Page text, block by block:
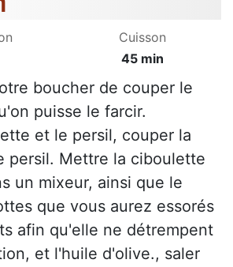
Cuisson
45 min
boucher de couper le
puisse le farcir.
et le persil, couper la
persil. Mettre la ciboulette
un mixeur, ainsi que le
que vous aurez essorés
afin qu'elle ne détrempent
et l'huile d'olive., saler